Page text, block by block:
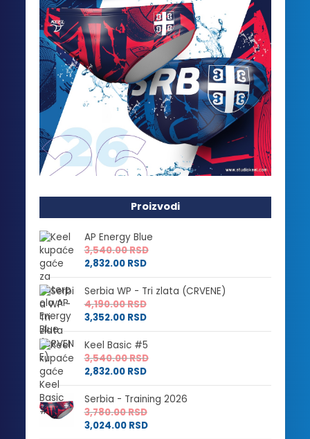
Proizvodi
AP Energy Blue
3,540.00RSD
2,832.00 RSD
Serbia WP - Tri zlata (CRVENE)
4,190.00RSD
3,352.00 RSD
Keel Basic #5
3,540.00RSD
2,832.00 RSD
Serbia - Training 2026
3,780.00RSD
3,024.00 RSD